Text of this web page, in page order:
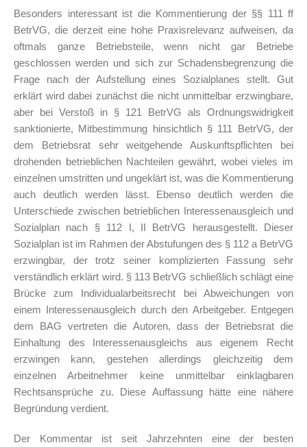
Besonders interessant ist die Kommentierung der §§ 111 ff
BetrVG, die derzeit eine hohe Praxisrelevanz aufweisen, da
oftmals ganze Betriebsteile, wenn nicht gar Betriebe
geschlossen werden und sich zur Schadensbegrenzung die
Frage nach der Aufstellung eines Sozialplanes stellt. Gut
erklärt wird dabei zunächst die nicht unmittelbar erzwingbare,
aber bei Verstoß in § 121 BetrVG als Ordnungswidrigkeit
sanktionierte, Mitbestimmung hinsichtlich § 111 BetrVG, der
dem Betriebsrat sehr weitgehende Auskunftspflichten bei
drohenden betrieblichen Nachteilen gewährt, wobei vieles im
einzelnen umstritten und ungeklärt ist, was die Kommentierung
auch deutlich werden lässt. Ebenso deutlich werden die
Unterschiede zwischen betrieblichen Interessenausgleich und
Sozialplan nach § 112 I, II BetrVG herausgestellt. Dieser
Sozialplan ist im Rahmen der Abstufungen des § 112 a BetrVG
erzwingbar, der trotz seiner komplizierten Fassung sehr
verständlich erklärt wird. § 113 BetrVG schließlich schlägt eine
Brücke zum Individualarbeitsrecht bei Abweichungen von
einem Interessenausgleich durch den Arbeitgeber. Entgegen
dem BAG vertreten die Autoren, dass der Betriebsrat die
Einhaltung des Interessenausgleichs aus eigenem Recht
erzwingen kann, gestehen allerdings gleichzeitig dem
einzelnen Arbeitnehmer keine unmittelbar einklagbaren
Rechtsansprüche zu. Diese Auffassung hätte eine nähere
Begründung verdient.
Der Kommentar ist seit Jahrzehnten eine der besten